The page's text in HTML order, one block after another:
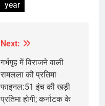
year
Next:
गर्भगृह में विराजने वाली
रामलला की प्रतिमा
फाइनल:51 इंच की खड़ी
प्रतिमा होगी; कर्नाटक के